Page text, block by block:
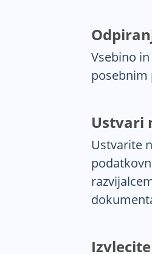
Vsebino
posebnim
Ustvari
Ustvarite